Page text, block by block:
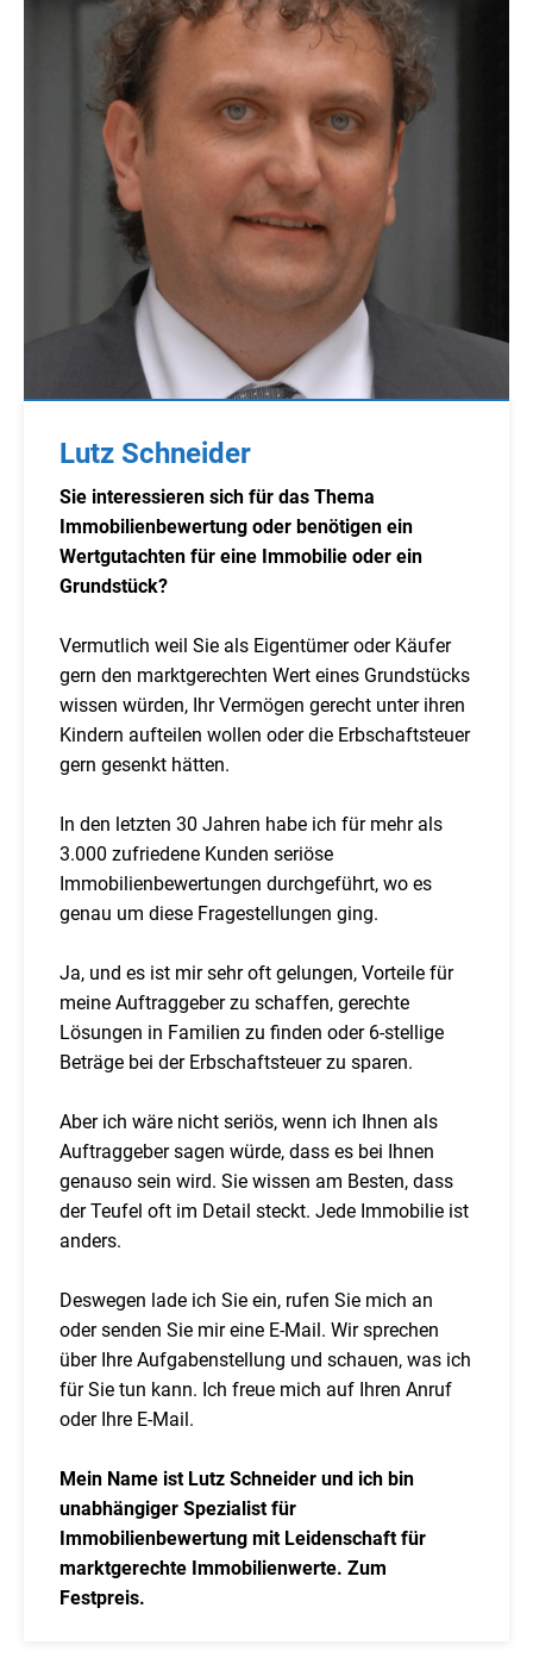
Lutz Schneider
Sie interessieren sich für das Thema
Immobilienbewertung oder benötigen ein
Wertgutachten für eine Immobilie oder ein
Grundstück?
Vermutlich weil Sie als Eigentümer oder Käufer
gern den marktgerechten Wert eines Grundstücks
wissen würden, Ihr Vermögen gerecht unter ihren
Kindern aufteilen wollen oder die Erbschaftsteuer
gern gesenkt hätten.
In den letzten 30 Jahren habe ich für mehr als
3.000 zufriedene Kunden seriöse
Immobilienbewertungen durchgeführt, wo es
genau um diese Fragestellungen ging.
Ja, und es ist mir sehr oft gelungen, Vorteile für
meine Auftraggeber zu schaffen, gerechte
Lösungen in Familien zu finden oder 6-stellige
Beträge bei der Erbschaftsteuer zu sparen.
Aber ich wäre nicht seriös, wenn ich Ihnen als
Auftraggeber sagen würde, dass es bei Ihnen
genauso sein wird. Sie wissen am Besten, dass
der Teufel oft im Detail steckt. Jede Immobilie ist
anders.
Deswegen lade ich Sie ein, rufen Sie mich an
oder senden Sie mir eine E-Mail. Wir sprechen
über Ihre Aufgabenstellung und schauen, was ich
für Sie tun kann. Ich freue mich auf Ihren Anruf
oder Ihre E-Mail.
Mein Name ist Lutz Schneider und ich bin
unabhängiger Spezialist für
Immobilienbewertung mit Leidenschaft für
marktgerechte Immobilienwerte. Zum
Festpreis.